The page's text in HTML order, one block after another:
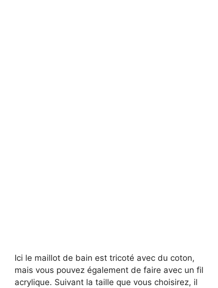
Ici le maillot de bain est tricoté avec du coton,
mais vous pouvez également de faire avec un fil
acrylique. Suivant la taille que vous choisirez, il